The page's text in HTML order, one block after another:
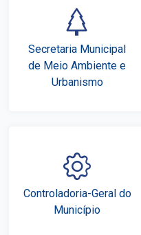
Secretaria Municipal
de Meio Ambiente e
Urbanismo
Controladoria-Geral do
Município